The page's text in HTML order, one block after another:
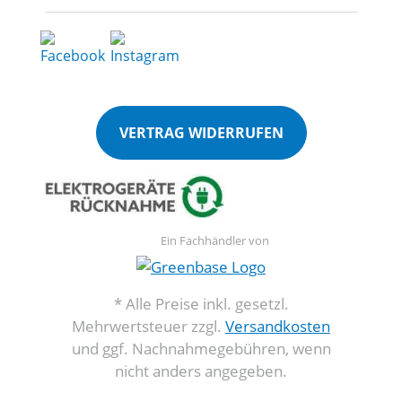
VERTRAG WIDERRUFEN
Ein Fachhändler von
* Alle Preise inkl. gesetzl.
Mehrwertsteuer zzgl. Versandkosten
und ggf. Nachnahmegebühren, wenn
nicht anders angegeben.